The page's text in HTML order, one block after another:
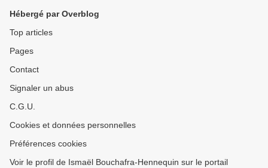
Hébergé par Overblog
Top articles
Pages
Contact
Signaler un abus
C.G.U.
Cookies et données personnelles
Préférences cookies
Voir le profil de Ismaël Bouchafra-Hennequin sur le portail